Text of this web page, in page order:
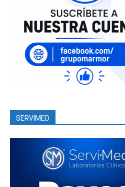
SERVIMED